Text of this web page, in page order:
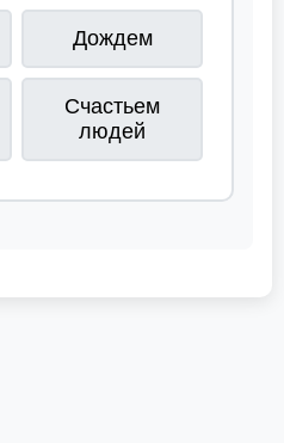
Дождем
Счастьем
людей